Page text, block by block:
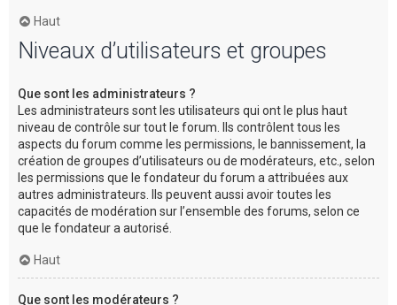
Haut
Niveaux d’utilisateurs et groupes
Que sont les administrateurs ?
Les administrateurs sont les utilisateurs qui ont le plus haut
niveau de contrôle sur tout le forum. Ils contrôlent tous les
aspects du forum comme les permissions, le bannissement, la
création de groupes d’utilisateurs ou de modérateurs, etc., selon
les permissions que le fondateur du forum a attribuées aux
autres administrateurs. Ils peuvent aussi avoir toutes les
capacités de modération sur l’ensemble des forums, selon ce
que le fondateur a autorisé.
Haut
Que sont les modérateurs ?